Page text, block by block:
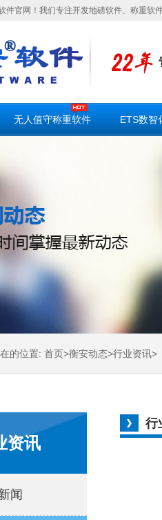
件官网！我们专注开发地磅软件、称重软
无人值守称重软件 ETS数智
的位置: 首页>衡安动态>行业资讯>
资讯
闻
行